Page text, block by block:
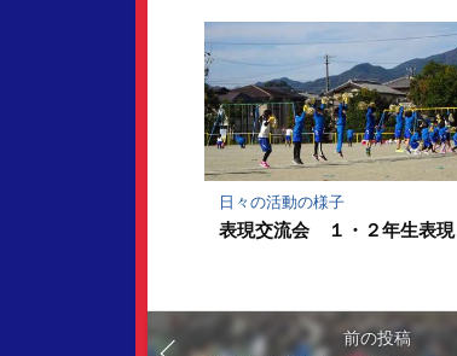
日々の活動の様子
表現交流会 １・２年生表現
前の投稿